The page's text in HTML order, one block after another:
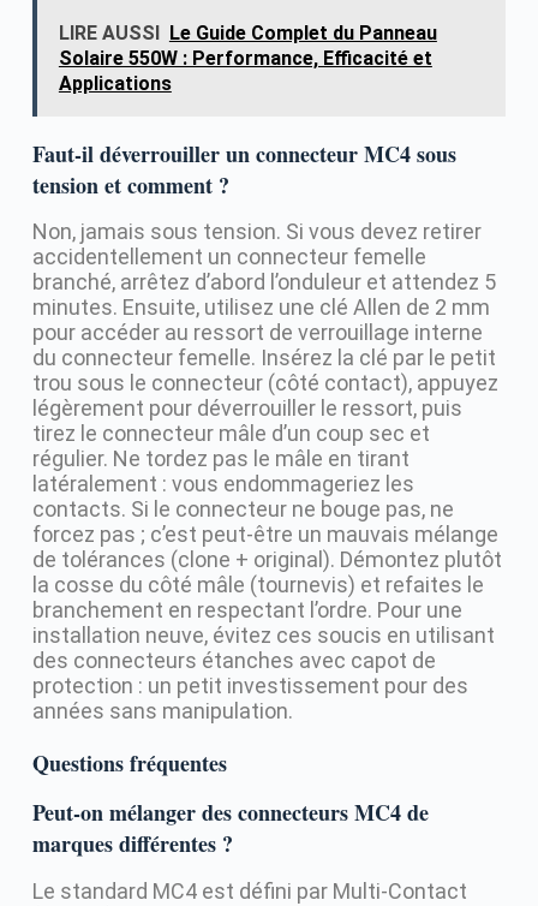
LIRE AUSSI Le Guide Complet du Panneau
Solaire 550W : Performance, Efficacité et
Applications
Faut-il déverrouiller un connecteur MC4 sous
tension et comment ?
Non, jamais sous tension. Si vous devez retirer
accidentellement un connecteur femelle
branché, arrêtez d’abord l’onduleur et attendez 5
minutes. Ensuite, utilisez une clé Allen de 2 mm
pour accéder au ressort de verrouillage interne
du connecteur femelle. Insérez la clé par le petit
trou sous le connecteur (côté contact), appuyez
légèrement pour déverrouiller le ressort, puis
tirez le connecteur mâle d’un coup sec et
régulier. Ne tordez pas le mâle en tirant
latéralement : vous endommageriez les
contacts. Si le connecteur ne bouge pas, ne
forcez pas ; c’est peut-être un mauvais mélange
de tolérances (clone + original). Démontez plutôt
la cosse du côté mâle (tournevis) et refaites le
branchement en respectant l’ordre. Pour une
installation neuve, évitez ces soucis en utilisant
des connecteurs étanches avec capot de
protection : un petit investissement pour des
années sans manipulation.
Questions fréquentes
Peut-on mélanger des connecteurs MC4 de
marques différentes ?
Le standard MC4 est défini par Multi-Contact